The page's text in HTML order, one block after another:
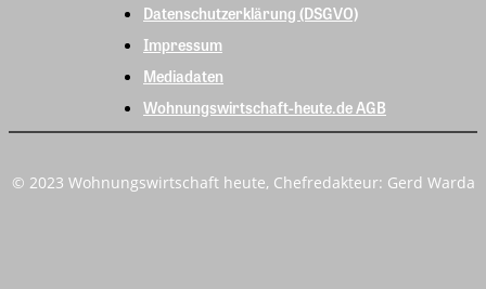
Datenschutzerklärung (DSGVO)
Impressum
Mediadaten
Wohnungswirtschaft-heute.de AGB
© 2023 Wohnungswirtschaft heute, Chefredakteur: Gerd Warda